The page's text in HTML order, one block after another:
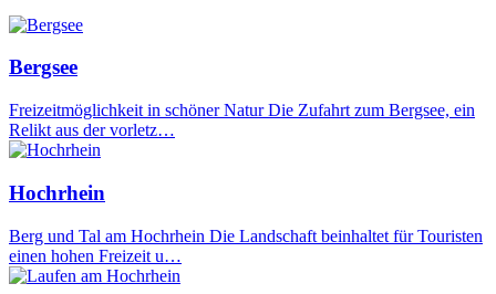
Bergsee
Freizeitmöglichkeit in schöner Natur Die Zufahrt zum Bergsee, ein
Relikt aus der vorletz…
Hochrhein
Berg und Tal am Hochrhein Die Landschaft beinhaltet für Touristen
einen hohen Freizeit u…